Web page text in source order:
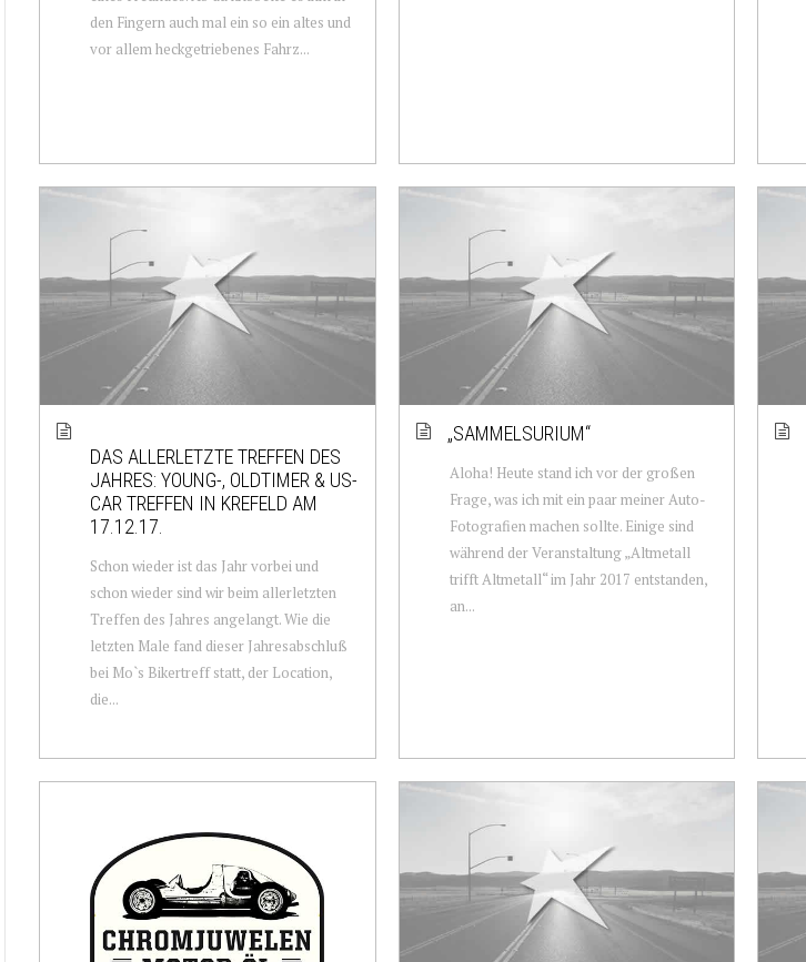
den Fingern auch mal ein so ein altes und
vor allem heckgetriebenes Fahrz...
DAS ALLERLETZTE TREFFEN DES
JAHRES: YOUNG-, OLDTIMER & US-
CAR TREFFEN IN KREFELD AM
17.12.17.
Schon wieder ist das Jahr vorbei und
schon wieder sind wir beim allerletzten
Treffen des Jahres angelangt. Wie die
letzten Male fand dieser Jahresabschluß
bei Mo`s Bikertreff statt, der Location,
die...
„SAMMELSURIUM“
Aloha! Heute stand ich vor der großen
Frage, was ich mit ein paar meiner Auto-
Fotografien machen sollte. Einige sind
während der Veranstaltung „Altmetall
trifft Altmetall“ im Jahr 2017 entstanden,
an...